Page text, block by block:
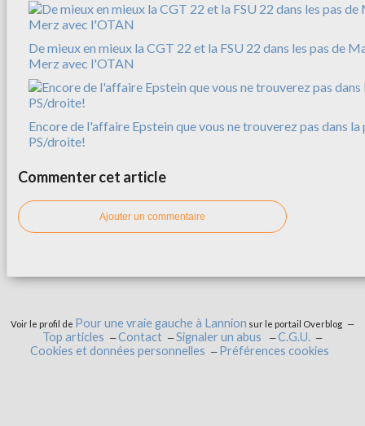
De mieux en mieux la CGT 22 et la FSU 22 dans les pas de
Merz avec l'OTAN
Encore de l'affaire Epstein que vous ne trouverez pas dans
PS/droite!
Commenter cet article
Ajouter un commentaire
Voir le profil de Pour une vraie gauche à Lannion sur le portail Overblog
Top articles Contact Signaler un abus
C.G.U.
Cookies et données personnelles
Préférences cookies